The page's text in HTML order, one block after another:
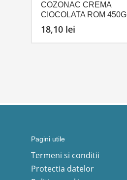
COZONAC CREMA
CIOCOLATA ROM 450G
18,10 lei
Pagini utile
Termeni si conditii
Protectia datelor